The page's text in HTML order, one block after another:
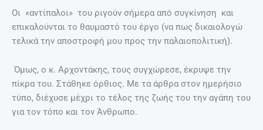
Οι «αντίπαλοι» του ριγούν σήμερα από συγκίνηση και
επικαλούνται το θαυμαστό του έργο (να πως δικαιολογώ
τελικά την αποστροφή μου προς την παλαιοπολιτική).
Όμως, ο κ. Αρχοντάκης, τους συγχώρεσε, έκρυψε την
πίκρα του. Στάθηκε όρθιος. Με τα άρθρα στον ημερήσιο
τύπο, διέχυσε μέχρι το τέλος της ζωής του την αγάπη του
για τον τόπο και τον Άνθρωπο.